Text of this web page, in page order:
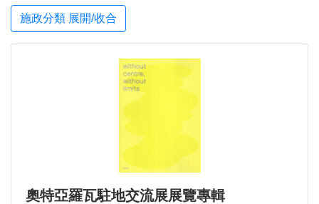
施政分類 展開/收合
奧特亞羅瓦駐地交流展展覽專輯